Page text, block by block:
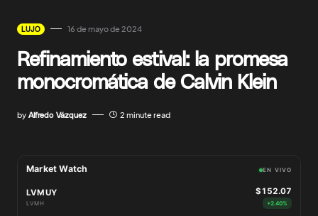
LUJO 16 de mayo de 2024
Refinamiento estival: la promesa
monocromática de Calvin Klein
by Alfredo Vázquez 2 minute read
Market Watch EN VIVO
LVMUY
LVMH
$152.07
+2.40%